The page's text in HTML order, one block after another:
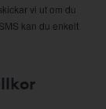
vi ut om du
kan du enkelt